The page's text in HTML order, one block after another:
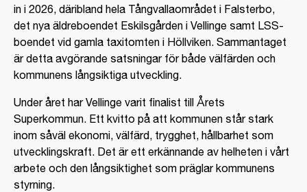
in i 2026, däribland hela Tångvallaområdet i Falsterbo,
det nya äldreboendet Eskilsgården i Vellinge samt LSS-
boendet vid gamla taxitomten i Höllviken. Sammantaget
är detta avgörande satsningar för både välfärden och
kommunens långsiktiga utveckling.
Under året har Vellinge varit finalist till Årets
Superkommun. Ett kvitto på att kommunen står stark
inom såväl ekonomi, välfärd, trygghet, hållbarhet som
utvecklingskraft. Det är ett erkännande av helheten i vårt
arbete och den långsiktighet som präglar kommunens
styrning.